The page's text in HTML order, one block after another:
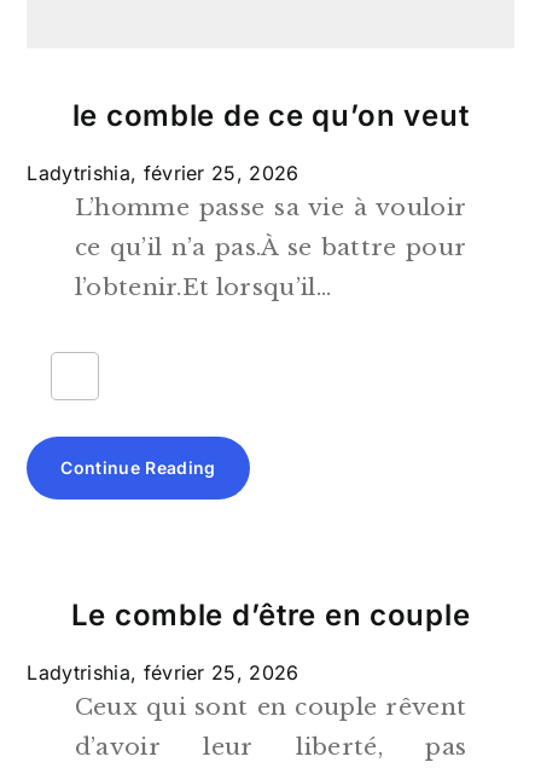
le comble de ce qu’on veut
Ladytrishia, février 25, 2026
L’homme passe sa vie à vouloir
ce qu’il n’a pas.À se battre pour
l’obtenir.Et lorsqu’il…
Continue Reading
Le comble d’être en couple
Ladytrishia, février 25, 2026
Ceux qui sont en couple rêvent
d’avoir leur liberté, pas